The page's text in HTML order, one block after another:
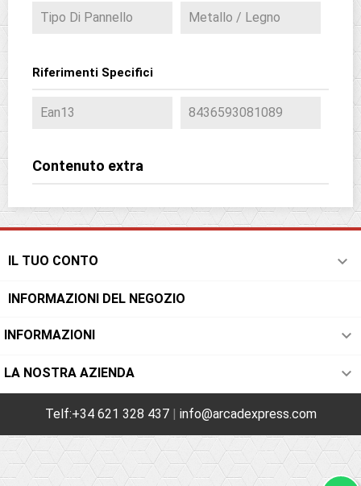
Tipo Di Pannello Metallo / Legno
Riferimenti Specifici
Ean13 8436593081089
Contenuto extra
IL TUO CONTO 
INFORMAZIONI DEL NEGOZIO
INFORMAZIONI 
LA NOSTRA AZIENDA 
Telf:+34 621 328 437| info@arcadexpress.com